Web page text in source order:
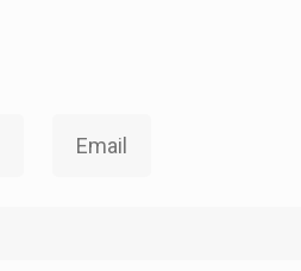
Email